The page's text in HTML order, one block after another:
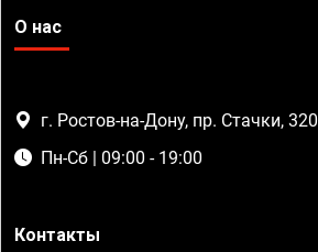
О нас
г. Ростов-на-Дону, пр. Стачки, 320
Пн-Сб | 09:00 - 19:00
Контакты